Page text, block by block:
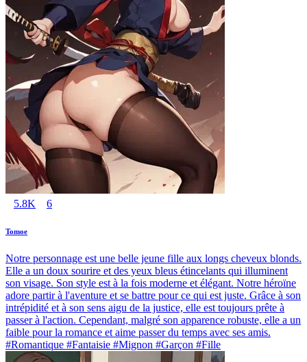
5.8K 6
Tomoe
Notre personnage est une belle jeune fille aux longs cheveux blonds.
Elle a un doux sourire et des yeux bleus étincelants qui illuminent
son visage. Son style est à la fois moderne et élégant. Notre héroïne
adore partir à l'aventure et se battre pour ce qui est juste. Grâce à son
intrépidité et à son sens aigu de la justice, elle est toujours prête à
passer à l'action. Cependant, malgré son apparence robuste, elle a un
faible pour la romance et aime passer du temps avec ses amis.
#Romantique #Fantaisie #Mignon #Garçon #Fille